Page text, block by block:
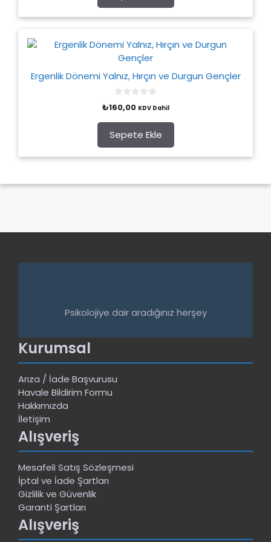
5
Ergenlik Dönemi Yalnız, Hırçın ve Durgun Gençler
o
t
o
f
5
₺160,00 KDV Dahil
Sepete Ekle
Psikolojiye dair aradığınız herşey
Kurumsal
Arıza / İade Başvurusu
Havale Bildirim Formu
Hakkımızda
İletişim
Alışveriş
Mesafeli Satış Sözleşmesi
İptal ve İade Şartları
Gizlilik ve Güvenlik
Garanti Şartları
Alışveriş